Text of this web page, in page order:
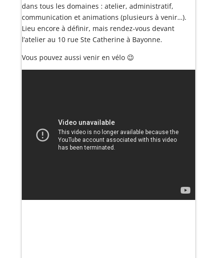
dans tous les domaines : atelier, administratif,
communication et animations (plusieurs à venir…).
Lieu encore à définir, mais rendez-vous devant
l’atelier au 10 rue Ste Catherine à Bayonne.
Vous pouvez aussi venir en vélo 😉